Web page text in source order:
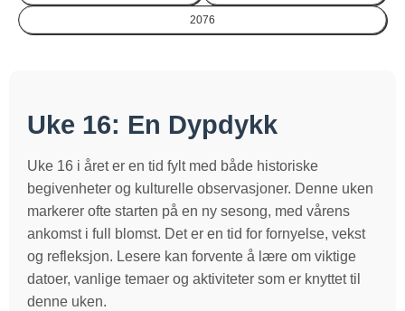
2076
Uke 16: En Dypdykk
Uke 16 i året er en tid fylt med både historiske
begivenheter og kulturelle observasjoner. Denne uken
markerer ofte starten på en ny sesong, med vårens
ankomst i full blomst. Det er en tid for fornyelse, vekst
og refleksjon. Lesere kan forvente å lære om viktige
datoer, vanlige temaer og aktiviteter som er knyttet til
denne uken.